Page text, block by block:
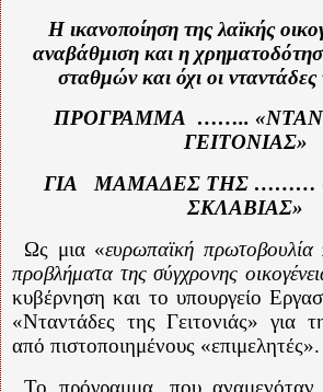
Η ικανοποίηση της λαϊκής
αναβάθμιση και η
σταθμών και όχι οι νταντάδες
ΠΡΟΓΡΑΜΜΑ ……..
ΓΕΙΤΟΝΙΑΣ»
ΓΙΑ
ΜΑΜΑΔΕΣ ΤΗΣ ………
ΣΚΛΑΒΙΑΣ»
Ως μια «ευρωπαϊκή
προβλήματα της σύγχρονης
κυβέρνηση και το υπουργείο
«Νταντάδες της Γειτονιάς» για
από πιστοποιημένους «επιμελητές».
Το πρόγραμμα, που αναμενόταν